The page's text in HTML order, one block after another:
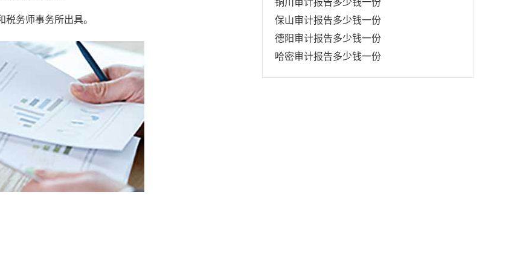
务师事务所出具。
保山审计报告多少钱一份
德阳审计报告多少钱一份
哈密审计报告多少钱一份